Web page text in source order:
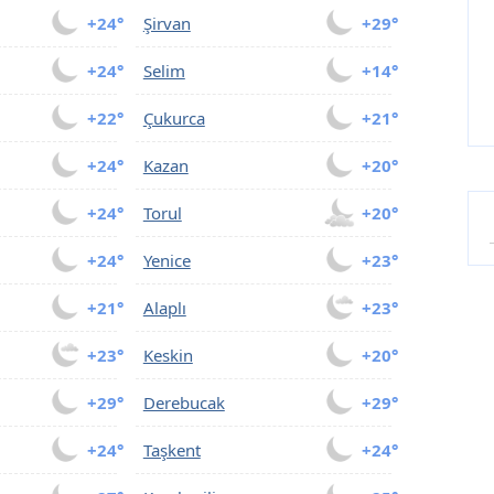
+24° +29°
Şirvan
+24° +14°
Selim
+22° +21°
Çukurca
+24° +20°
Kazan
+24° +20°
Torul
+24° +23°
Yenice
+21° +23°
Alaplı
+23° +20°
Keskin
+29° +29°
Derebucak
+24° +24°
Taşkent